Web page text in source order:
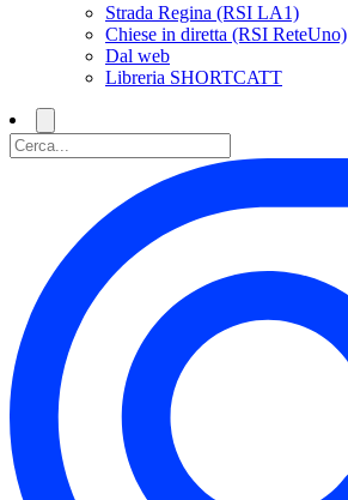
Strada Regina (RSI LA1)
Chiese in diretta (RSI ReteUno)
Dal web
Libreria SHORTCATT